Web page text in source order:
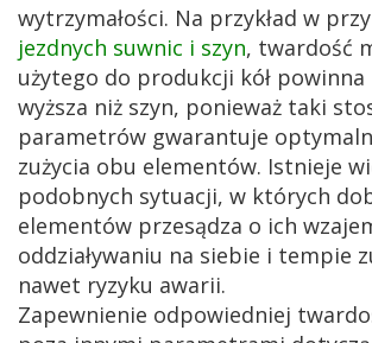
wytrzymałości. Na przykład w
jezdnych suwnic i szyn, twardość
użytego do produkcji kół powinna
wyższa niż szyn, ponieważ taki
parametrów gwarantuje
zużycia obu elementów. Istnieje
podobnych sytuacji, w których
elementów przesądza o ich
oddziaływaniu na siebie i tempie
nawet ryzyku awarii.
Zapewnienie odpowiedniej